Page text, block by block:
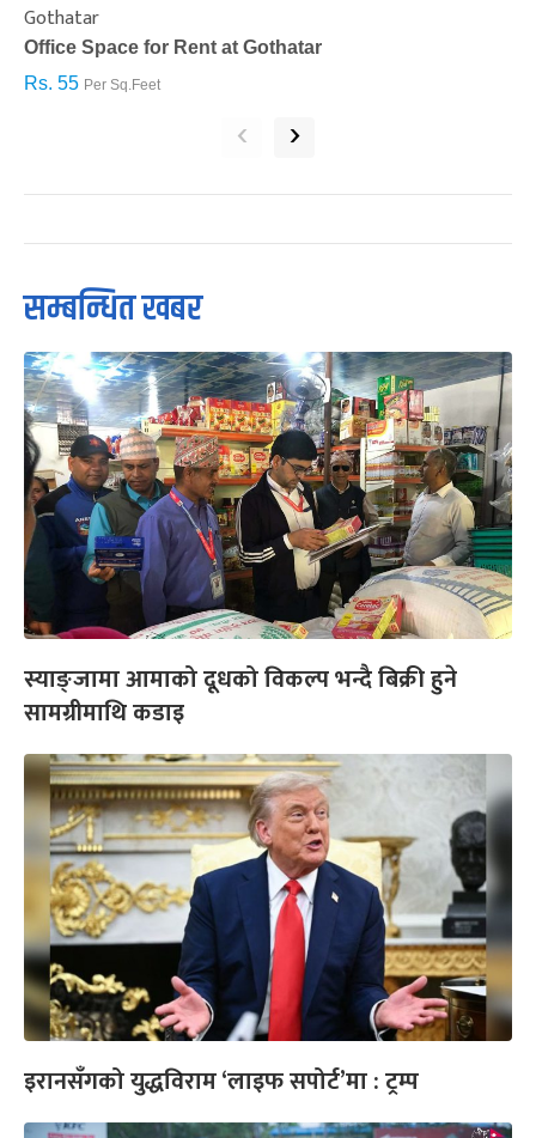
Gothatar
Office Space for Rent at Gothatar
Rs. 55 Per Sq.Feet
‹ ›
सम्बन्धित खबर
स्याङ्जामा आमाको दूधको विकल्प भन्दै बिक्री हुने
सामग्रीमाथि कडाइ
इरानसँगको युद्धविराम ‘लाइफ सपोर्ट’मा : ट्रम्प